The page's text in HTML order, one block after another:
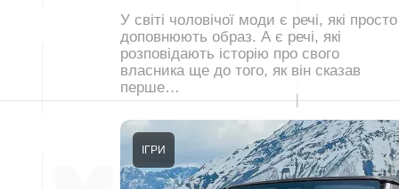
У світі чоловічої моди є речі, які просто
доповнюють образ. А є речі, які
розповідають історію про свого
власника ще до того, як він сказав
перше…
ІГРИ